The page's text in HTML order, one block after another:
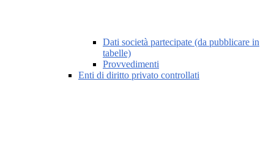
Dati società partecipate (da pubblicare in
tabelle)
Provvedimenti
Enti di diritto privato controllati